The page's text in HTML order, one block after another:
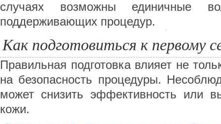
случаях возможны единичные
поддерживающих процедур.
Как подготовиться к первому
Правильная подготовка влияет не
на безопасность процедуры.
может снизить эффективность или
кожи.